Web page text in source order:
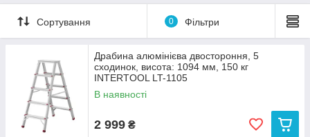
Сортування 0 Фільтри
Драбина алюмінієва двостороння, 5
сходинок, висота: 1094 мм, 150 кг
INTERTOOL LT-1105
В наявності
2 999 ₴